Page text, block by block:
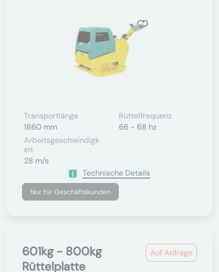
Transportlänge
1860 mm
Rüttelfrequenz
66 - 68 hz
Arbeitsgeschwindigk
Eit
28 m/s
Technische Details
Nur für Geschäftskunden
Auf Anfrage
601kg - 800kg
Rüttelplatte